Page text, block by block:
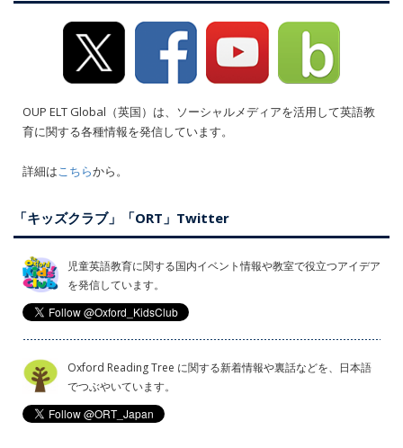
OUP ELT Global（英国）は、ソーシャルメディアを活用して英語教
育に関する各種情報を発信しています。
詳細はこちらから。
「キッズクラブ」「ORT」Twitter
児童英語教育に関する国内イベント情報や教室で役立つアイデア
を発信しています。
Oxford Reading Tree に関する新着情報や裏話などを、日本語
でつぶやいています。